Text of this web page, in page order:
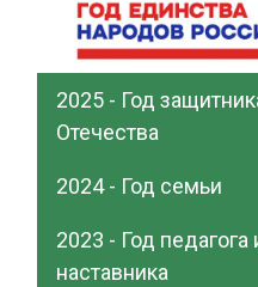
2025 - Год
Отечества
2024 - Год семьи
2023 - Год педагога
наставника